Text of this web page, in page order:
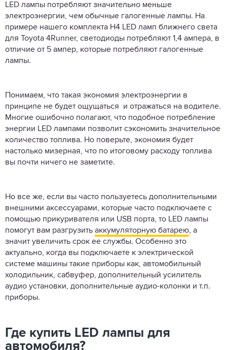
LED лампы потребляют значительно меньше
электроэнергии, чем обычные галогенные лампы. На
примере нашего комплекта H4 LED ламп ближнего света
для Toyota 4Runner, светодиоды потребляют 1,4 ампера, в
отличие от 5 ампер, которые потребляют галогенные
лампы.
Понимаем, что такая экономия электроэнергии в
принципе не будет ощущаться и отражаться на водителе.
Многие ошибочно полагают, что подобное потребление
энергии LED лампами позволит сэкономить значительное
количество топлива. Но поверьте, экономия будет
настолько мизерная, что по итоговому расходу топлива
вы почти ничего не заметите.
Но все же, если вы часто пользуетесь дополнительными
внешними аксессуарами, которые часто подключаете с
помощью прикуривателя или USB порта, то LED лампы
помогут вам разгрузить аккумуляторную батарею, а
значит увеличить срок ее службы. Особенно это
актуально, когда вы подключаете к электрической
системе машины такие приборы как, автомобильный
холодильник, сабвуфер, дополнительный усилитель
аудио установки, дополнительные аудио-колонки и т.п.
приборы.
Где купить LED лампы для
автомобиля?